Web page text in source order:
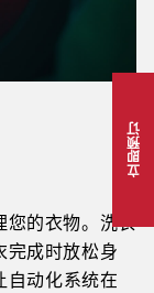
立即预订
您的衣物。洗衣
完成时放松身
动化系统在